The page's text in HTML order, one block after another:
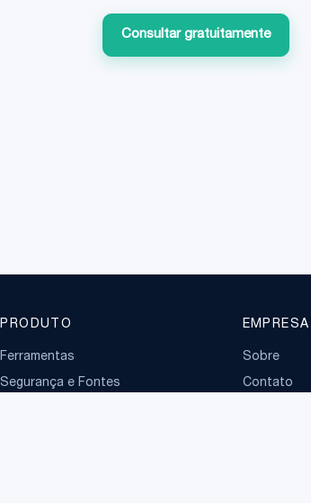
Consultar gratuitamente
PRODUTO
Ferramentas
Segurança e Fontes
EMPRESA
Sobre
Contato